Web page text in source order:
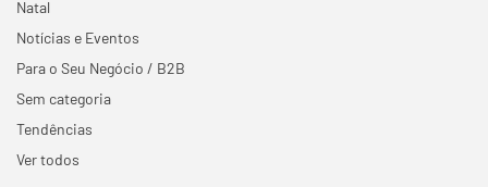
Natal
Notícias e Eventos
Para o Seu Negócio / B2B
Sem categoria
Tendências
Ver todos